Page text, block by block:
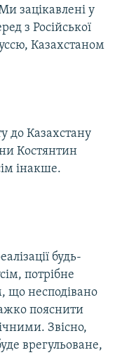
зацікавлені у
з Російської
Казахстаном
до Казахстану
Костянтин
інакше.
будь-
потрібне
що несподівано
пояснити
Звісно,
врегульоване,